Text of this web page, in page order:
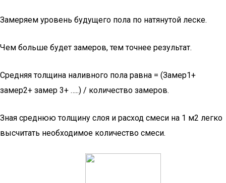
Замеряем уровень будущего пола по натянутой леске.
Чем больше будет замеров, тем точнее результат.
Средняя толщина наливного пола равна = (Замер1+
замер2+ замер 3+ …..) / количество замеров.
Зная среднюю толщину слоя и расход смеси на 1 м2 легко
высчитать необходимое количество смеси.